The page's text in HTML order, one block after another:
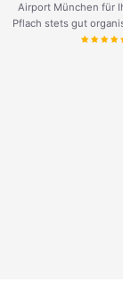
Airport München für
Pflach stets gut